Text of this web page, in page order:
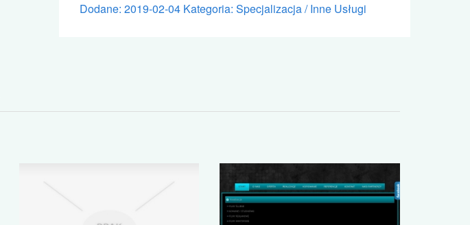
Dodane: 2019-02-04 Kategoria: Specjalizacja / Inne Usługi